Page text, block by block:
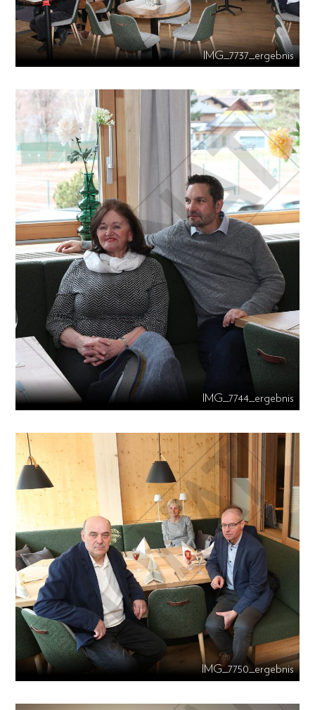
IMG_7737_ergebnis
IMG_7744_ergebnis
IMG_7750_ergebnis